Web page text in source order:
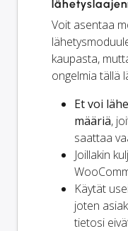
Voit asentaa
kaupasta,
ongelmia tällä
Et voi
määriä,
saattaa
Joillakin
Käytät
joten
tietosi